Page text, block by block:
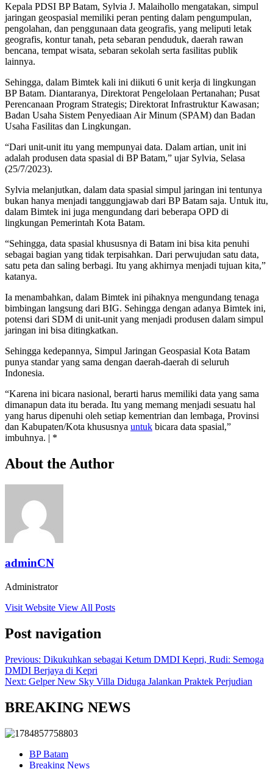
Kepala PDSI BP Batam, Sylvia J. Malaihollo mengatakan, simpul
jaringan geospasial memiliki peran penting dalam pengumpulan,
pengolahan, dan penggunaan data geografis, yang meliputi letak
geografis, kontur tanah, peta sebaran penduduk, daerah rawan
bencana, tempat wisata, sebaran sekolah serta fasilitas publik
lainnya.
Sehingga, dalam Bimtek kali ini diikuti 6 unit kerja di lingkungan
BP Batam. Diantaranya, Direktorat Pengelolaan Pertanahan; Pusat
Perencanaan Program Strategis; Direktorat Infrastruktur Kawasan;
Badan Usaha Sistem Penyediaan Air Minum (SPAM) dan Badan
Usaha Fasilitas dan Lingkungan.
“Dari unit-unit itu yang mempunyai data. Dalam artian, unit ini
adalah produsen data spasial di BP Batam,” ujar Sylvia, Selasa
(25/7/2023).
Sylvia melanjutkan, dalam data spasial simpul jaringan ini tentunya
bukan hanya menjadi tanggungjawab dari BP Batam saja. Untuk itu,
dalam Bimtek ini juga mengundang dari beberapa OPD di
lingkungan Pemerintah Kota Batam.
“Sehingga, data spasial khususnya di Batam ini bisa kita penuhi
sebagai bagian yang tidak terpisahkan. Dari perwujudan satu data,
satu peta dan saling berbagi. Itu yang akhirnya menjadi tujuan kita,”
katanya.
Ia menambahkan, dalam Bimtek ini pihaknya mengundang tenaga
bimbingan langsung dari BIG. Sehingga dengan adanya Bimtek ini,
potensi dari SDM di unit-unit yang menjadi produsen dalam simpul
jaringan ini bisa ditingkatkan.
Sehingga kedepannya, Simpul Jaringan Geospasial Kota Batam
punya standar yang sama dengan daerah-daerah di seluruh
Indonesia.
“Karena ini bicara nasional, berarti harus memiliki data yang sama
dimanapun data itu berada. Itu yang memang menjadi sesuatu hal
yang harus dipenuhi oleh setiap kementrian dan lembaga, Provinsi
dan Kabupaten/Kota khususnya untuk bicara data spasial,”
imbuhnya. | *
About the Author
adminCN
Administrator
Visit Website View All Posts
Post navigation
Previous: Dikukuhkan sebagai Ketum DMDI Kepri, Rudi: Semoga
DMDI Berjaya di Kepri
Next: Gelper New Sky Villa Diduga Jalankan Praktek Perjudian
BREAKING NEWS
BP Batam
Breaking News